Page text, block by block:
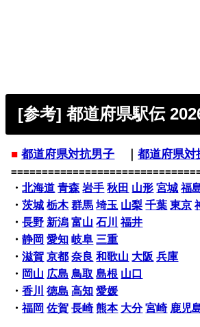
[参考] 都道府県駅伝
■ 都道府県対抗男子 ｜都道府県対
・北海道 青森 岩手 秋田 山形 宮城 福
・茨城 栃木 群馬 埼玉 山梨 千葉 東京
・長野 新潟 富山 石川
福井
・静岡 愛知 岐阜 三重
・滋賀 京都 奈良 和歌山 大阪 兵庫
・ 岡山 広島 鳥取 島根 山口
・香川 徳島 高知 愛媛
・福岡 佐賀 長崎 熊本 大分 宮崎 鹿児